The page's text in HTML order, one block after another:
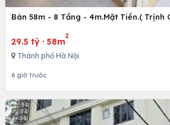
29.5 tỷ · 58m
2
Thành phố Hà Nội
6 giờ trước